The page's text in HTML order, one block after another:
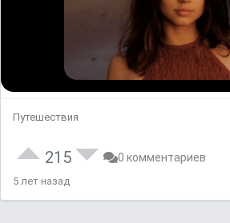
Путешествия
215 0 комментариев
5 лет назад